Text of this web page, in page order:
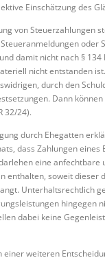
Einschätzung des
von Steuerzahlungen
oder
damit nicht nach § 134
nicht entstanden
durch den
Dann können
32/24).
durch Ehegatten
dass Zahlungen eines
eine anfechtbare
enthalten, soweit dieser
Unterhaltsrechtlich
hingegen
dabei keine
einer weiteren